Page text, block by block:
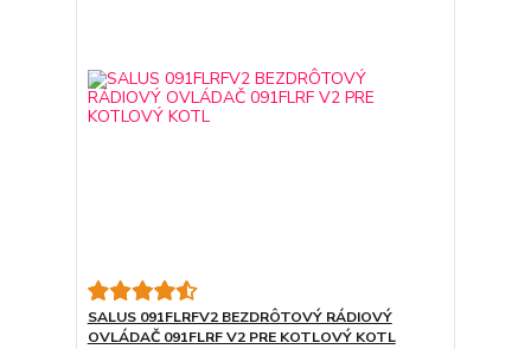
SALUS 091FLRFV2 BEZDRÔTOVÝ RÁDIOVÝ
OVLÁDAČ 091FLRF V2 PRE KOTLOVÝ KOTL